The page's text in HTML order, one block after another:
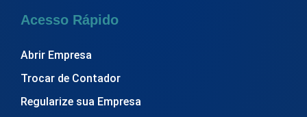
Acesso Rápido
Abrir Empresa
Trocar de Contador
Regularize sua Empresa